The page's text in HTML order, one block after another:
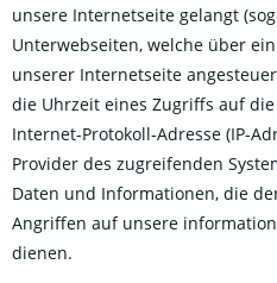
unsere Internetseite gelangt
Unterwebseiten, welche über
unserer Internetseite
die Uhrzeit eines Zugriffs auf
Internet-Protokoll-Adresse (IP-
Provider des zugreifenden
Daten und Informationen, die
Angriffen auf unsere
dienen.